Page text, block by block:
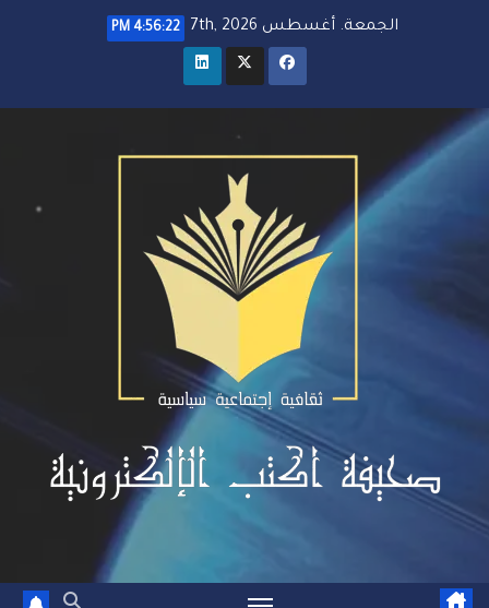
الجمعة. أغسطس 7th, 2026 4:56:23 PM